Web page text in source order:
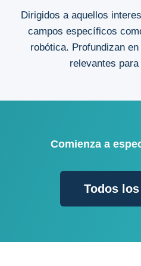
Dirigidos a aquellos
campos específicos
robótica. Profundizan
relevantes
Comienza a
Todos